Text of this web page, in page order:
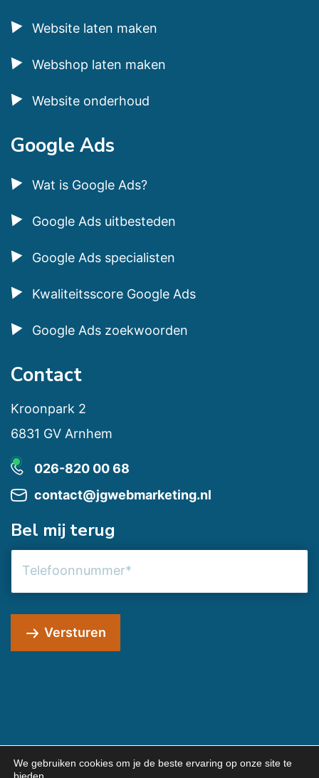
Website laten maken
Webshop laten maken
Website onderhoud
Google Ads
Wat is Google Ads?
Google Ads uitbesteden
Google Ads specialisten
Kwaliteitsscore Google Ads
Google Ads zoekwoorden
Contact
Kroonpark 2
6831 GV Arnhem
026-820 00 68
contact@jgwebmarketing.nl
Bel mij terug
Versturen
We gebruiken cookies om je de beste ervaring op onze site te